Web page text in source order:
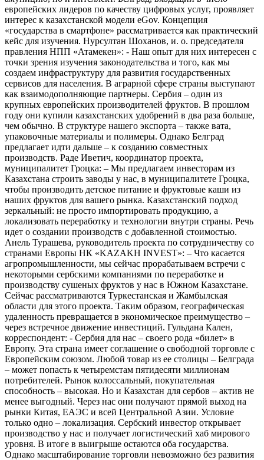
европейских лидеров по качеству цифровых услуг, проявляет
интерес к казахстанской модели eGov. Концепция
«государства в смартфоне» рассматривается как практический
кейс для изучения. Нурсултан Шоханов, и. о. председателя
правления НПП «Атамекен»: - Наш опыт для них интересен с
точки зрения изучения законодательства и того, как мы
создаем инфраструктуру для развития государственных
сервисов для населения. В аграрной сфере страны выступают
как взаимодополняющие партнеры. Сербия – один из
крупных европейских производителей фруктов. В прошлом
году они купили казахстанских удобрений в два раза больше,
чем обычно. В структуре нашего экспорта – также вата,
упаковочные материалы и полимеры. Однако Белград
предлагает идти дальше – к созданию совместных
производств. Раде Иветич, координатор проекта,
муниципалитет Гроцка: – Мы предлагаем инвесторам из
Казахстана строить заводы у нас, в муниципалитете Гроцка,
чтобы производить детское питание и фруктовые каши из
наших фруктов для вашего рынка. Казахстанский подход
зеркальный: не просто импортировать продукцию, а
локализовать переработку и технологии внутри страны. Речь
идет о создании производств с добавленной стоимостью.
Анель Турашева, руководитель проекта по сотрудничеству со
странами Европы НК «KAZAKH INVEST»: – Что касается
агропромышленности, мы сейчас прорабатываем встречи с
некоторыми сербскими компаниями по переработке и
производству сушеных фруктов у нас в Южном Казахстане.
Сейчас рассматриваются Туркестанская и Жамбылская
области для этого проекта. Таким образом, географическая
удаленность превращается в экономическое преимущество –
через встречное движение инвестиций. Гульдана Кален,
корреспондент: - Сербия для нас – своего рода «билет» в
Европу. Эта страна имеет соглашение о свободной торговле с
Европейским союзом. Любой товар из ее столицы – Белграда
– может попасть к четыремстам пятидесяти миллионам
потребителей. Рынок колоссальный, покупательная
способность – высокая. Но и Казахстан для сербов – актив не
менее выгодный. Через нас они получают прямой выход на
рынки Китая, ЕАЭС и всей Центральной Азии. Условие
только одно – локализация. Сербский инвестор открывает
производство у нас и получает логистический хаб мирового
уровня. В итоге в выигрыше остаются оба государства.
Однако масштабирование торговли невозможно без развития